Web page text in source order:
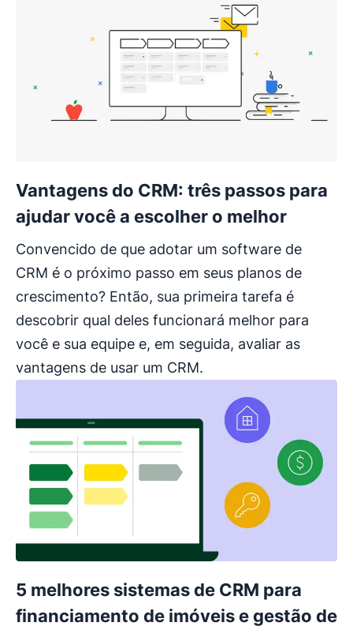
Vantagens do CRM: três passos para
ajudar você a escolher o melhor
Convencido de que adotar um software de
CRM é o próximo passo em seus planos de
crescimento? Então, sua primeira tarefa é
descobrir qual deles funcionará melhor para
você e sua equipe e, em seguida, avaliar as
vantagens de usar um CRM.
5 melhores sistemas de CRM para
financiamento de imóveis e gestão de